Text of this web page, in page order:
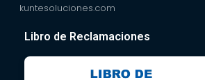
kuntesoluciones.com
Libro de Reclamaciones